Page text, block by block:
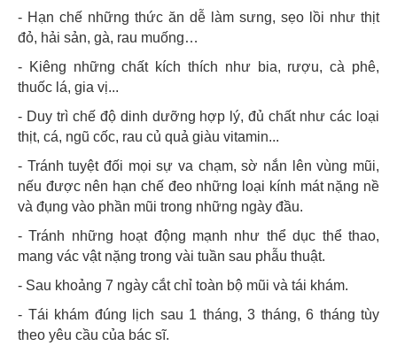
- Hạn chế những thức ăn dễ làm sưng, sẹo lồi như thịt
đỏ, hải sản, gà, rau muống…
- Kiêng những chất kích thích như bia, rượu, cà phê,
thuốc lá, gia vị...
- Duy trì chế độ dinh dưỡng hợp lý, đủ chất như các loại
thịt, cá, ngũ cốc, rau củ quả giàu vitamin...
- Tránh tuyệt đối mọi sự va chạm, sờ nắn lên vùng mũi,
nếu được nên hạn chế đeo những loại kính mát nặng nề
và đụng vào phần mũi trong những ngày đầu.
- Tránh những hoạt động mạnh như thể dục thể thao,
mang vác vật nặng trong vài tuần sau phẫu thuật.
- Sau khoảng 7 ngày cắt chỉ toàn bộ mũi và tái khám.
- Tái khám đúng lịch sau 1 tháng, 3 tháng, 6 tháng tùy
theo yêu cầu của bác sĩ.